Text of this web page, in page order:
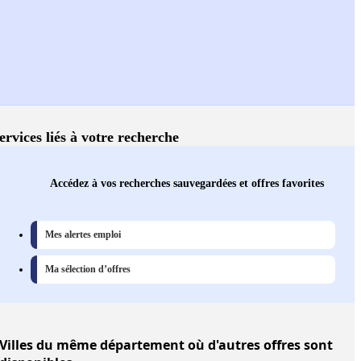
liés à votre recherche
Accédez à vos recherches sauvegardées et offres favorites
Mes alertes emploi
Ma sélection d’offres
Villesdu même département où d'autres offres sont